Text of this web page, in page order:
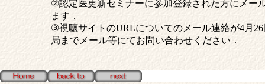
②認定医更新セミナーに参加登録された方にメー
ます．
③視聴サイトのURLについてのメール連絡が4月
局までメール等にてお問い合わせください．